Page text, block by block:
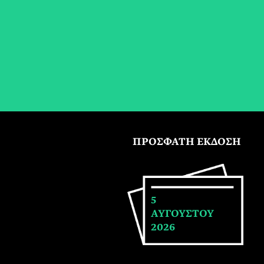
ΠΡΟΣΦΑΤΗ ΕΚΔΟΣΗ
5
ΑΥΓΟΥΣΤΟΥ
2026